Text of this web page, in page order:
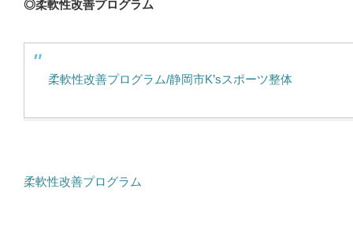
◎柔軟性改善プログラム
柔軟性改善プログラム/静岡市K’sスポーツ整体
柔軟性改善プログラム